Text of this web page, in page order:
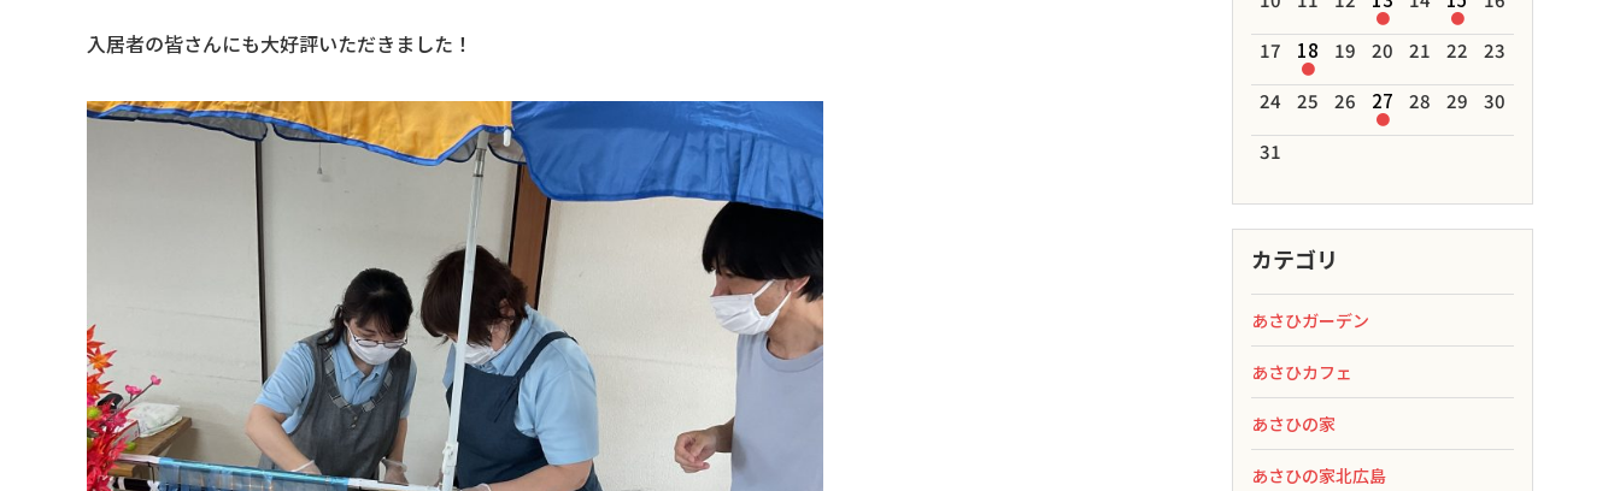
入居者の皆さんにも大好評いただきました！
● ●
17
18
●
19 20 21 22
23
24
25 26 27
●
28 29
30
31
カテゴリ
あさひガーデン
あさひカフェ
あさひの家
あさひの家北広島